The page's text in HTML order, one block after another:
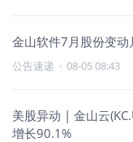
金山软件7月股份变
公告速递 · 08-05 08:43
美股异动 | 金山云
增长90.1%